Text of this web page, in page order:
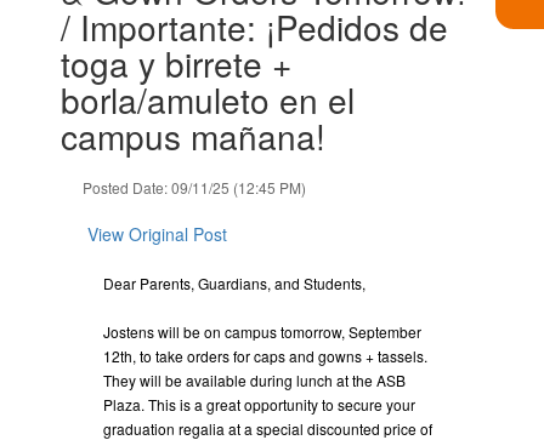
previous
buttons
/ Importante: ¡Pedidos de
toga y birrete +
borla/amuleto en el
campus mañana!
Posted Date: 09/11/25 (12:45 PM)
View Original Post
Dear Parents, Guardians, and Students,
Jostens will be on campus tomorrow, September
12th, to take orders for caps and gowns + tassels.
They will be available during lunch at the ASB
Plaza. This is a great opportunity to secure your
graduation regalia at a special discounted price of